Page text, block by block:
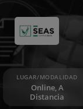
LUGAR/MODALIDAD
Online, A
Distancia